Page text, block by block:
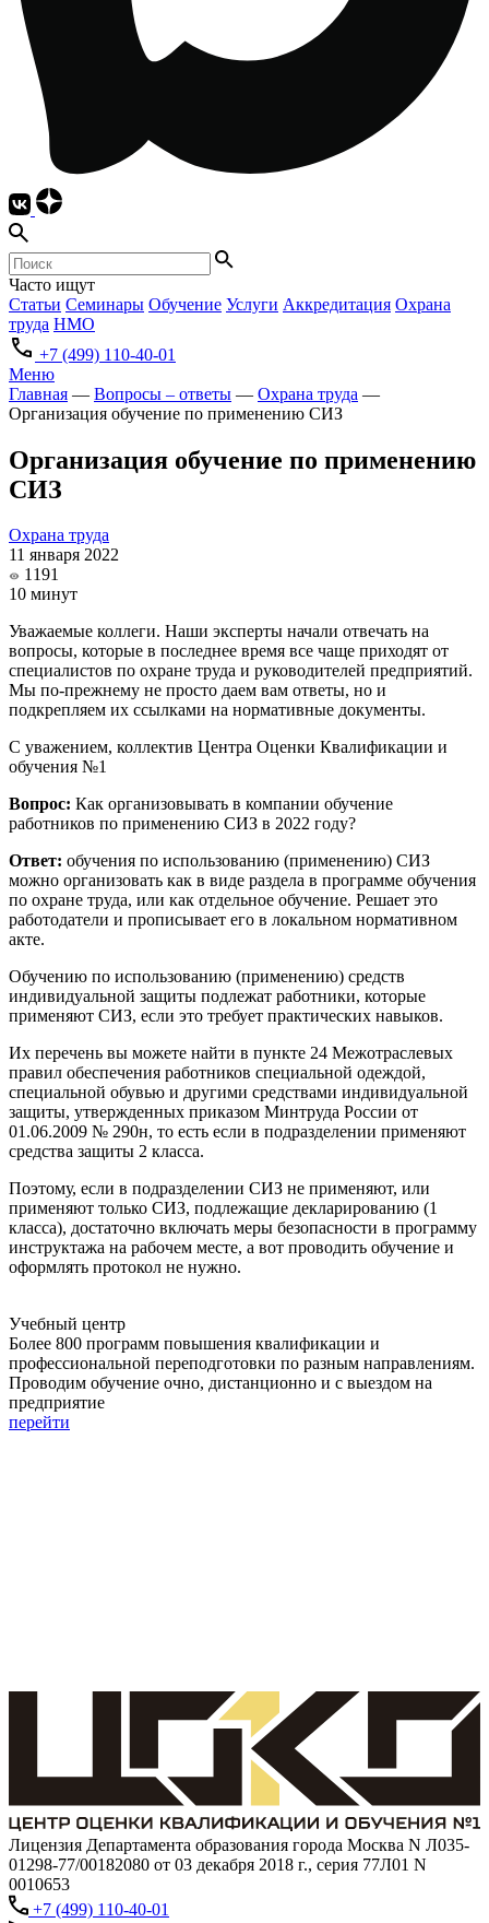
Часто ищут
Статьи Семинары Обучение Услуги Аккредитация Охрана
труда НМО
+7 (499) 110-40-01
Меню
Главная — Вопросы – ответы — Охрана труда —
Организация обучение по применению СИЗ
Организация обучение по применению
СИЗ
Охрана труда
11 января 2022
1191
10 минут
Уважаемые коллеги. Наши эксперты начали отвечать на
вопросы, которые в последнее время все чаще приходят от
специалистов по охране труда и руководителей предприятий.
Мы по-прежнему не просто даем вам ответы, но и
подкрепляем их ссылками на нормативные документы.
С уважением, коллектив Центра Оценки Квалификации и
обучения №1
Вопрос: Как организовывать в компании обучение
работников по применению СИЗ в 2022 году?
Ответ: обучения по использованию (применению) СИЗ
можно организовать как в виде раздела в программе обучения
по охране труда, или как отдельное обучение. Решает это
работодатели и прописывает его в локальном нормативном
акте.
Обучению по использованию (применению) средств
индивидуальной защиты подлежат работники, которые
применяют СИЗ, если это требует практических навыков.
Их перечень вы можете найти в пункте 24 Межотраслевых
правил обеспечения работников специальной одеждой,
специальной обувью и другими средствами индивидуальной
защиты, утвержденных приказом Минтруда России от
01.06.2009 № 290н, то есть если в подразделении применяют
средства защиты 2 класса.
Поэтому, если в подразделении СИЗ не применяют, или
применяют только СИЗ, подлежащие декларированию (1
класса), достаточно включать меры безопасности в программу
инструктажа на рабочем месте, а вот проводить обучение и
оформлять протокол не нужно.
Учебный центр
Более 800 программ повышения квалификации и
профессиональной переподготовки по разным направлениям.
Проводим обучение очно, дистанционно и с выездом на
предприятие
перейти
Лицензия Департамента образования города Москва N Л035-
01298-77/00182080 от 03 декабря 2018 г., серия 77Л01 N
0010653
+7 (499) 110-40-01